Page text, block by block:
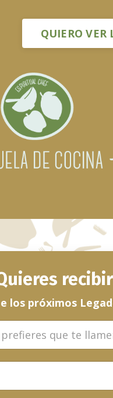
QUIERO VER
los próximos